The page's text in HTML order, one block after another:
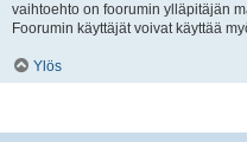
vaihtoehto on foorumin ylläpitäjän
Foorumin käyttäjät voivat käyttää
Ylös